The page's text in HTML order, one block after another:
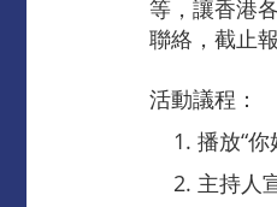
等，讓香港
聯絡，截止
活動議程：
播放“
主持人